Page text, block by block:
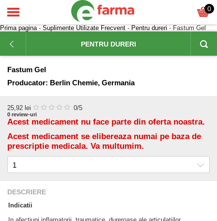
0
Prima pagina- Suplimente Utilizate Frecvent - Pentru dureri - Fastum Gel
PENTRU DURERI
Fastum Gel
Producator: Berlin Chemie, Germania
25,92 lei 0/5
0 review-uri
Acest medicament nu face parte din oferta noastra.
Acest medicament se elibereaza numai pe baza de
prescriptie medicala. Va multumim.
DESCRIERE
Indicatii